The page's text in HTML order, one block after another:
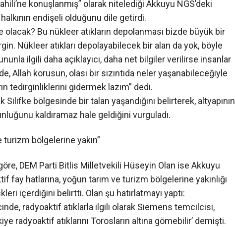
konuşlanmış” olarak nitelediği Akkuyu NGS’deki
endişeli olduğunu dile getirdi.
olacak? Bu nükleer atıkların depolanması bizde büyük bir
Nükleer atıkları depolayabilecek bir alan da yok, böyle
ilgili daha açıklayıcı, daha net bilgiler verilirse insanlar
Allah korusun, olası bir sızıntıda neler yaşanabileceğiyle
tedirginliklerini gidermek lazım” dedi.
Silifke bölgesinde bir talan yaşandığını belirterek, altyapının
kaldıramaz hale geldiğini vurguladı.
turizm bölgelerine yakın”
DEM Parti Bitlis Milletvekili Hüseyin Olan ise Akkuyu
fay hatlarına, yoğun tarım ve turizm bölgelerine yakınlığı
içerdiğini belirtti. Olan şu hatırlatmayı yaptı:
radyoaktif atıklarla ilgili olarak Siemens temcilcisi,
radyoaktif atıklarını Torosların altına gömebilir’ demişti.